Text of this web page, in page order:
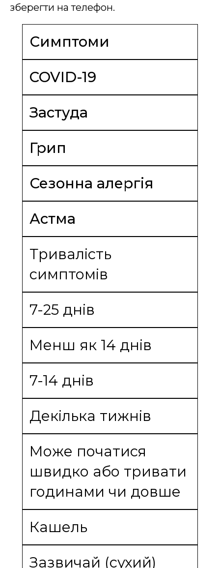
зберегти на телефон.
Симптоми
COVID-19
Застуда
Грип
Сезонна алергія
Астма
Тривалість
симптомів
7-25 днів
Менш як 14 днів
7-14 днів
Декілька тижнів
Може початися
швидко або тривати
годинами чи довше
Кашель
Зазвичай (сухий)